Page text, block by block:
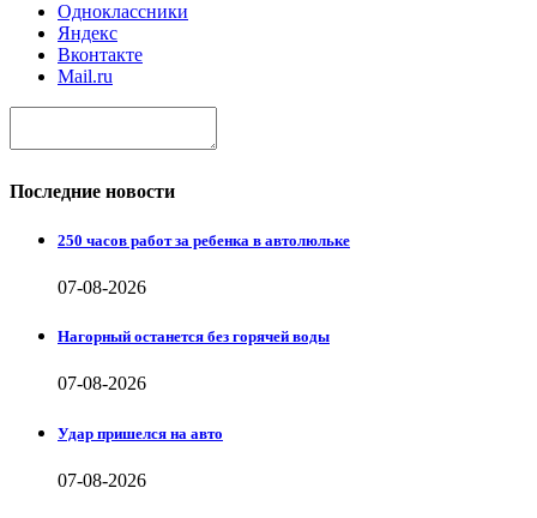
Одноклассники
Яндекс
Вконтакте
Mail.ru
Последние новости
250 часов работ за ребенка в автолюльке
07-08-2026
Нагорный останется без горячей воды
07-08-2026
Удар пришелся на авто
07-08-2026